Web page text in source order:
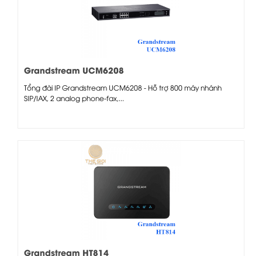
Grandstream UCM6208
Tổng đài IP Grandstream UCM6208 - Hỗ trợ 800 máy nhánh
SIP/IAX, 2 analog phone-fax,...
Grandstream HT814